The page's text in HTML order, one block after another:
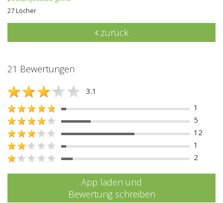
27 Löcher
zurück
21 Bewertungen
3.1
1
5
12
1
2
App laden und
Bewertung schreiben